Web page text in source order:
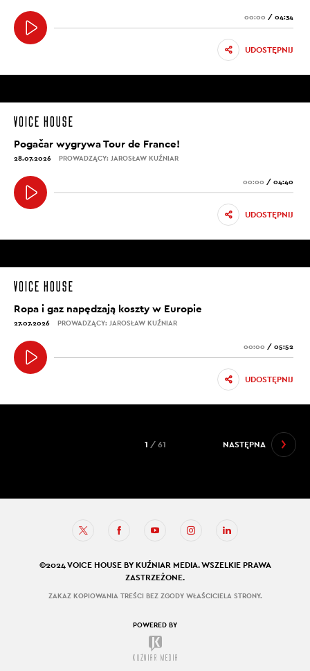
00:00 / 04:34
UDOSTĘPNIJ
Pogačar wygrywa Tour de France!
28.07.2026 PROWADZĄCY: JAROSŁAW KUŹNIAR
00:00 / 04:40
UDOSTĘPNIJ
Ropa i gaz napędzają koszty w Europie
27.07.2026 PROWADZĄCY: JAROSŁAW KUŹNIAR
00:00 / 05:52
UDOSTĘPNIJ
NASTĘPNA
1 / 61
©2024 VOICE HOUSE BY KUŹNIAR MEDIA. WSZELKIE PRAWA
ZASTRZEŻONE.
ZAKAZ KOPIOWANIA TREŚCI BEZ ZGODY WŁAŚCICIELA STRONY.
POWERED BY